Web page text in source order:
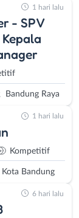
- SPV
Bandung Raya
1 hari lalu
Kompetitif
Kota Bandung
1 hari lalu
6 hari lalu